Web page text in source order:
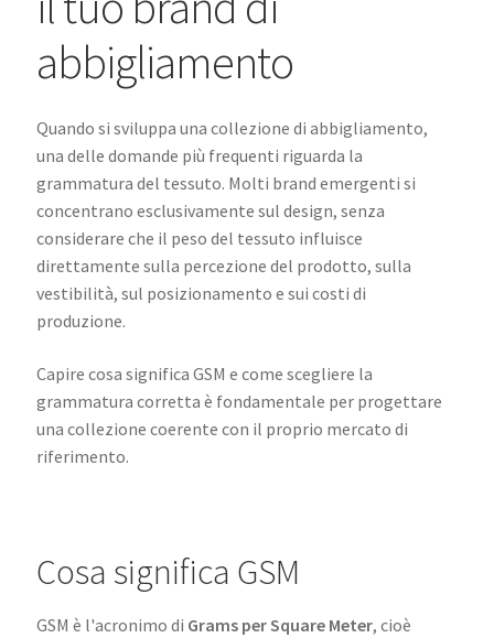
abbigliamento
Quando si sviluppa una collezione di abbigliamento,
una delle domande più frequenti riguarda la
grammatura del tessuto. Molti brand emergenti si
concentrano esclusivamente sul design, senza
considerare che il peso del tessuto influisce
direttamente sulla percezione del prodotto, sulla
vestibilità, sul posizionamento e sui costi di
produzione.
Capire cosa significa GSM e come scegliere la
grammatura corretta è fondamentale per progettare
una collezione coerente con il proprio mercato di
riferimento.
Cosa significa GSM
GSM è l'acronimo di Grams per Square Meter, cioè